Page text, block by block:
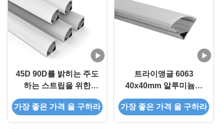
45D 90D를 밝히는 주도
하는 스트립을 위한
LED 코너 알루미늄 프
로필 주도하 알루미늄
가장 좋은 가격 을 구하라
트라이앵글 6063
40x40mm 알루미늄은
코너 프로파일을 이끌었
습니다
가장 좋은 가격 을 구하라